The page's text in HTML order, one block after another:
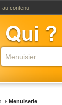
au contenu
Menuiserie